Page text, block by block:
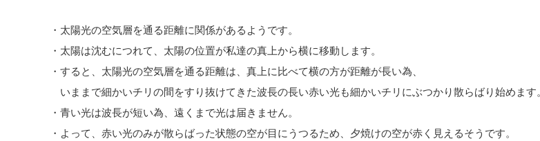
・太陽光の空気層を通る距離に関係があるようです。
・太陽は沈むにつれて、太陽の位置が私達の真上から横に移動します。
・すると、太陽光の空気層を通る距離は、真上に比べて横の方が距離が長い為、
いままで細かいチリの間をすり抜けてきた波長の長い赤い光も細かいチリにぶつかり散らばり始めます。
・青い光は波長が短い為、遠くまで光は届きません。
・よって、赤い光のみが散らばった状態の空が目にうつるため、夕焼けの空が赤く見えるそうです。